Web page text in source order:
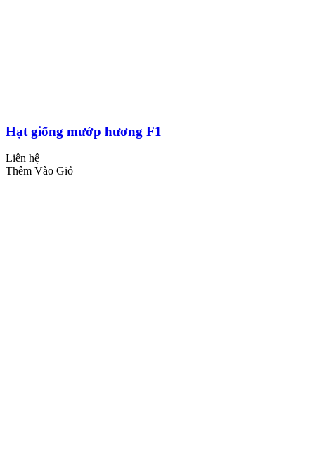
Hạt giống mướp hương F1
Liên hệ
Thêm Vào Giỏ